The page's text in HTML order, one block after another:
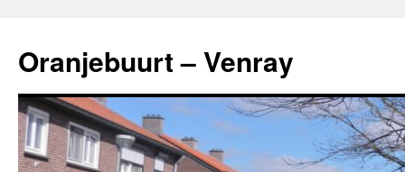
de
inhoud
Oranjebuurt – Venray